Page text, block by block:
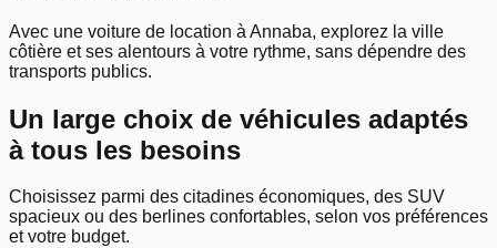
Avec une voiture de location à Annaba, explorez la ville
côtière et ses alentours à votre rythme, sans dépendre des
transports publics.
Un large choix de véhicules adaptés
à tous les besoins
Choisissez parmi des citadines économiques, des SUV
spacieux ou des berlines confortables, selon vos préférences
et votre budget.